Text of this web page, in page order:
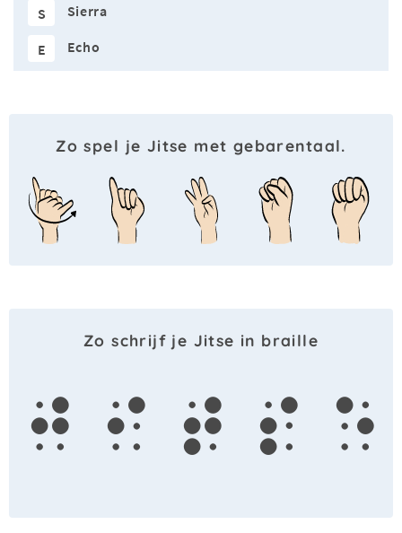
S Sierra
E Echo
Zo spel je Jitse met gebarentaal.
Zo schrijf je Jitse in braille
j i t s e